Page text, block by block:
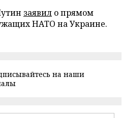
заявил о прямом
НАТО на Украине.
на наши